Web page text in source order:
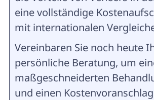
eine vollständige
mit internationalen
Vereinbaren Sie noch heute
persönliche Beratung, um
maßgeschneiderten
und einen